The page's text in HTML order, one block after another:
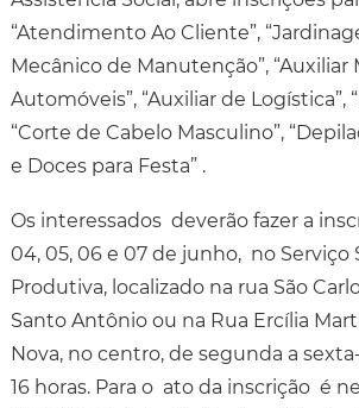
“Atendimento Ao Cliente”,
Mecânico de Manutenção”, “Auxiliar
Automóveis”, “Auxiliar de Logística”,
“Corte de Cabelo Masculino”,
e Doces para Festa” .
Os interessados deverão fazer a
04, 05, 06 e 07 de junho, no Serviço
Produtiva, localizado na rua São
Santo Antônio ou na Rua Ercília
Nova, no centro, de segunda a
16 horas. Para o ato da inscrição é